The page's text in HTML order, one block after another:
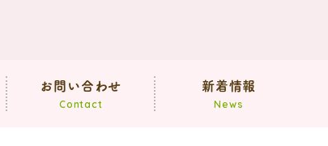
お問い合わせ
Contact
新着情報
News